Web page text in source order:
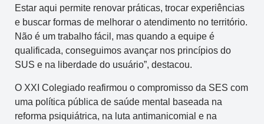
Estar aqui permite renovar práticas, trocar experiências
e buscar formas de melhorar o atendimento no território.
Não é um trabalho fácil, mas quando a equipe é
qualificada, conseguimos avançar nos princípios do
SUS e na liberdade do usuário”, destacou.
O XXI Colegiado reafirmou o compromisso da SES com
uma política pública de saúde mental baseada na
reforma psiquiátrica, na luta antimanicomial e na